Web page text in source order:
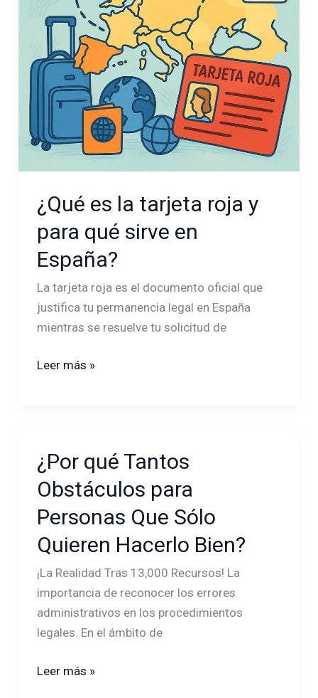
¿Qué es la tarjeta roja y
para qué sirve en
España?
La tarjeta roja es el documento oficial que
justifica tu permanencia legal en España
mientras se resuelve tu solicitud de
para
qué
sirve
en
España?
Leer más »
¿Por qué Tantos
Obstáculos para
Personas Que Sólo
Quieren Hacerlo Bien?
¡La Realidad Tras 13,000 Recursos! La
importancia de reconocer los errores
administrativos en los procedimientos
legales. En el ámbito de
¿Por
qué
Tantos
Obstáculos
para
Personas
Que
Sólo
Quieren
Hacerlo
Leer más »